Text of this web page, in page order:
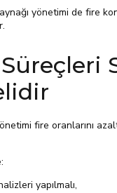
yönetimi de fire
fire oranlarını
yapılmalı,